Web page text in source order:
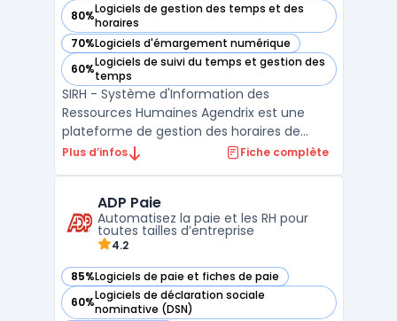
80%Logiciels de gestion des temps et des
horaires
— voir Agendrix dans cette catégorie
70%Logiciels d'émargement numérique
— voir Agendrix dans cette catégorie
60%Logiciels de suivi du temps et gestion des
temps
— voir Agendrix dans cette catégorie
SIRH - Système d'Information des
Ressources Humaines Agendrix est une
plateforme de gestion des horaires de
travail et des plannings d'employés. Cet
de visualiser leur emploi du temps en
temps réel. Agendrix offre éga ...
Plus d’infos Fiche complète
ADP Paie
Automatisez la paie et les RH pour
toutes tailles d’entreprise
4.2
85%Logiciels de paie et fiches de paie
— voir ADP Paie dans cette catégorie
60%Logiciels de déclaration sociale
nominative (DSN)
— voir ADP Paie dans cette catégorie